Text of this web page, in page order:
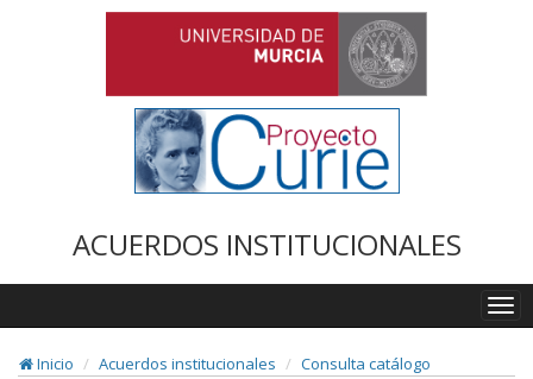
ACUERDOS INSTITUCIONALES
Inicio
Acuerdos institucionales Consulta catálogo